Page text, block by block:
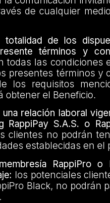
de cualquier
totalidad de los
términos y
todas las condiciones
presentes términos y
los requisitos
obtener el Beneficio.
relación laboral
RappiPay S.A.S. o
clientes no podrán
establecidas en el
RappiPro
los potenciales
Black, no podrán